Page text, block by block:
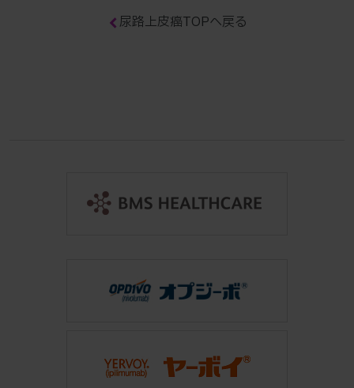
尿路上皮癌TOPへ戻る